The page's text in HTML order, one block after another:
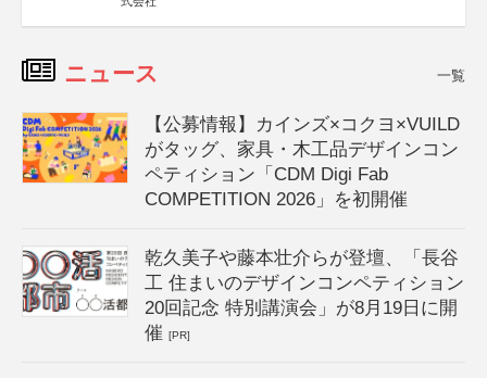
ニュース 一覧
【公募情報】カインズ×コクヨ×VUILD
がタッグ、家具・木工品デザインコン
ペティション「CDM Digi Fab
COMPETITION 2026」を初開催
乾久美子や藤本壮介らが登壇、「長谷
工 住まいのデザインコンペティション
20回記念 特別講演会」が8月19日に開
催[PR]